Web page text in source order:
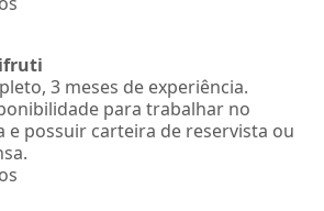
3 meses de experiência.
para trabalhar no
e possuir carteira de reservista ou